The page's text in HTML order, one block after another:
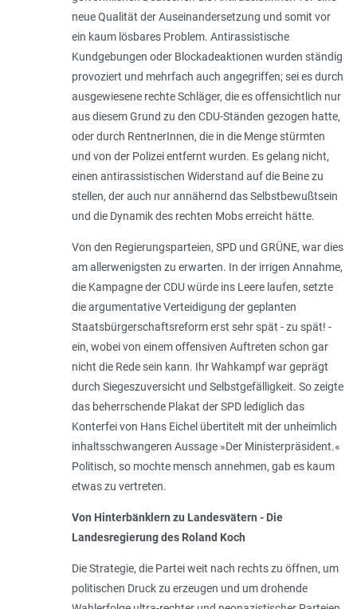
neue Qualität der Auseinandersetzung und somit vor
ein kaum lösbares Problem. Antirassistische
Kundgebungen oder Blockadeaktionen wurden ständig
provoziert und mehrfach auch angegriffen; sei es durch
ausgewiesene rechte Schläger, die es offensichtlich nur
aus diesem Grund zu den CDU-Ständen gezogen hatte,
oder durch RentnerInnen, die in die Menge stürmten
und von der Polizei entfernt wurden. Es gelang nicht,
einen antirassistischen Widerstand auf die Beine zu
stellen, der auch nur annähernd das Selbstbewußtsein
und die Dynamik des rechten Mobs erreicht hätte.
Von den Regierungsparteien, SPD und GRÜNE, war dies
am allerwenigsten zu erwarten. In der irrigen Annahme,
die Kampagne der CDU würde ins Leere laufen, setzte
die argumentative Verteidigung der geplanten
Staatsbürgerschaftsreform erst sehr spät - zu spät! -
ein, wobei von einem offensiven Auftreten schon gar
nicht die Rede sein kann. Ihr Wahkampf war geprägt
durch Siegeszuversicht und Selbstgefälligkeit. So zeigte
das beherrschende Plakat der SPD lediglich das
Konterfei von Hans Eichel übertitelt mit der unheimlich
inhaltsschwangeren Aussage »Der Ministerpräsident.«
Politisch, so mochte mensch annehmen, gab es kaum
etwas zu vertreten.
Von Hinterbänklern zu Landesvätern - Die
Landesregierung des Roland Koch
Die Strategie, die Partei weit nach rechts zu öffnen, um
politischen Druck zu erzeugen und um drohende